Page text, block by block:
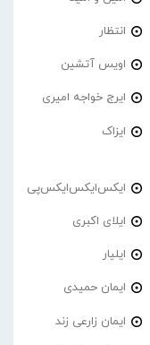
انتظار
اویس آتشین
ایرج خواجه امیری
ایزاک
ایکس‌ایکس‌ایکس‌پی
ایلای اکبری
ایلیار
ایمان حمیدی
ایمان زارعی زند